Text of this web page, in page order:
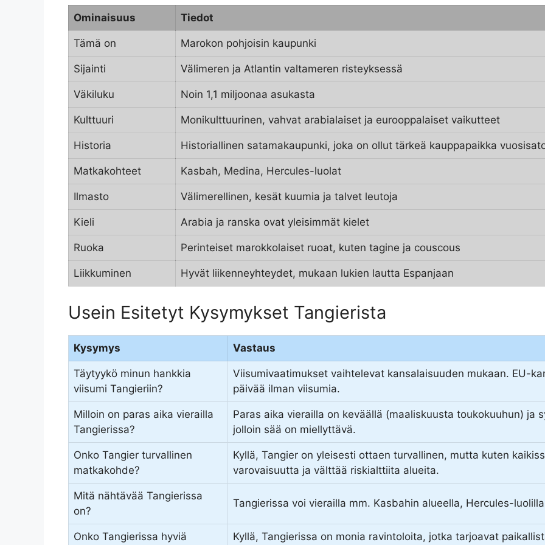
Ominaisuus Tiedot
Tämä on Marokon pohjoisin kaupunki
Sijainti Välimeren ja Atlantin valtameren risteyksessä
Väkiluku Noin 1,1 miljoonaa asukasta
Kulttuuri Monikulttuurinen, vahvat arabialaiset ja eurooppalaiset vaikutteet
Historia Historiallinen satamakaupunki, joka on ollut tärkeä kauppapaikka
Matkakohteet Kasbah, Medina, Hercules-luolat
Ilmasto Välimerellinen, kesät kuumia ja talvet leutoja
Kieli Arabia ja ranska ovat yleisimmät kielet
Ruoka Perinteiset marokkolaiset ruoat, kuten tagine ja couscous
Liikkuminen Hyvät liikenneyhteydet, mukaan lukien lautta Espanjaan
Usein Esitetyt Kysymykset Tangierista
Kysymys Vastaus
Täytyykö minun hankkia
viisumi Tangieriin?
Viisumivaatimukset vaihtelevat kansalaisuuden mukaan. EU-
päivää ilman viisumia.
Milloin on paras aika vierailla
Tangierissa?
Paras aika vierailla on keväällä (maaliskuusta toukokuuhun) ja
jolloin sää on miellyttävä.
Onko Tangier turvallinen
matkakohde?
Kyllä, Tangier on yleisesti ottaen turvallinen, mutta kuten
varovaisuutta ja välttää riskialttiita alueita.
Mitä nähtävää Tangierissa
on?
Tangierissa voi vierailla mm. Kasbahin alueella, Hercules-
Onko Tangierissa hyviä Kyllä, Tangierissa on monia ravintoloita, jotka tarjoavat